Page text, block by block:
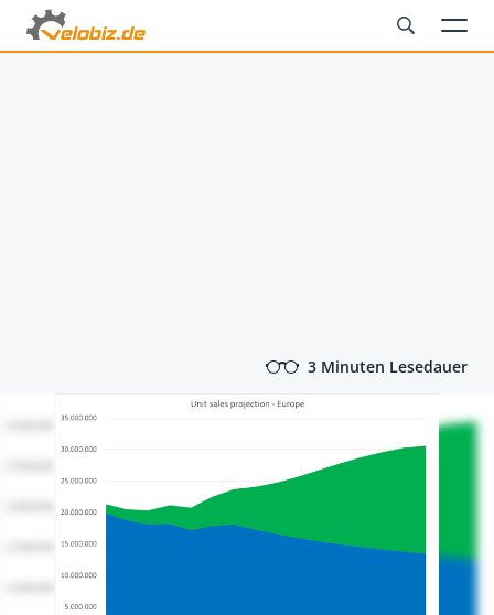
3 Minuten Lesedauer